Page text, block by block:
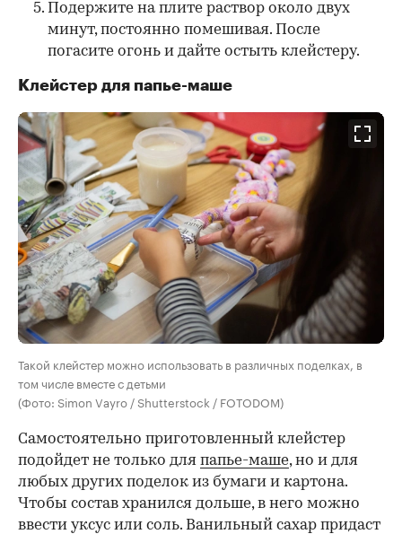
Подержите на плите раствор около двух
минут, постоянно помешивая. После
погасите огонь и дайте остыть клейстеру.
Клейстер для папье-маше
Такой клейстер можно использовать в различных поделках, в
том числе вместе с детьми
(Фото: Simon Vayro / Shutterstock / FOTODOM)
Самостоятельно приготовленный клейстер
подойдет не только для папье-маше, но и для
любых других поделок из бумаги и картона.
Чтобы состав хранился дольше, в него можно
ввести уксус или соль. Ванильный сахар придаст